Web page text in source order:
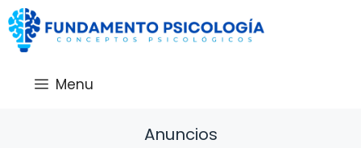
Saltar
al
contenido
Menu
Anuncios